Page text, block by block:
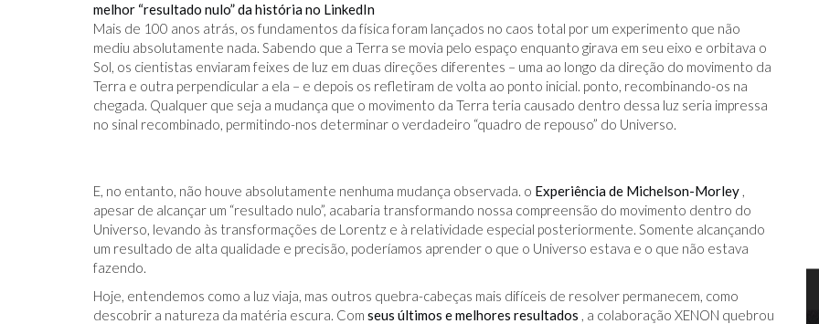
melhor “resultado nulo” da história no LinkedIn
Mais de 100 anos atrás, os fundamentos da física foram lançados no caos total por um experimento que não
mediu absolutamente nada. Sabendo que a Terra se movia pelo espaço enquanto girava em seu eixo e orbitava o
Sol, os cientistas enviaram feixes de luz em duas direções diferentes – uma ao longo da direção do movimento da
Terra e outra perpendicular a ela – e depois os refletiram de volta ao ponto inicial. ponto, recombinando-os na
chegada. Qualquer que seja a mudança que o movimento da Terra teria causado dentro dessa luz seria impressa
no sinal recombinado, permitindo-nos determinar o verdadeiro “quadro de repouso” do Universo.
E, no entanto, não houve absolutamente nenhuma mudança observada. o Experiência de Michelson-Morley ,
apesar de alcançar um “resultado nulo”, acabaria transformando nossa compreensão do movimento dentro do
Universo, levando às transformações de Lorentz e à relatividade especial posteriormente. Somente alcançando
um resultado de alta qualidade e precisão, poderíamos aprender o que o Universo estava e o que não estava
fazendo.
Hoje, entendemos como a luz viaja, mas outros quebra-cabeças mais difíceis de resolver permanecem, como
descobrir a natureza da matéria escura. Com seus últimos e melhores resultados , a colaboração XENON quebrou
NO FACEBOOK
- PARA
O TRUQUE ANTICÂNCER DOS
ELEFANTES É DESCOBERTO